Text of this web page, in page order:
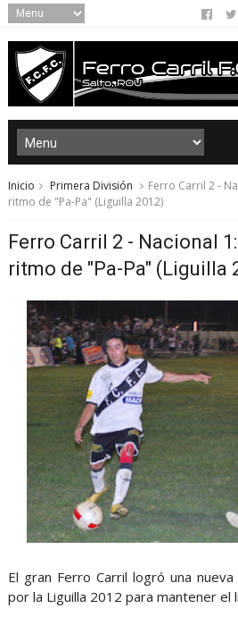
Inicio Primera División
Ferro Carril 2 -
ritmo de "Pa-Pa" (Liguilla 2012)
Ferro Carril 2 - Nacional
ritmo de "Pa-Pa" (Liguilla
El gran Ferro Carril logró una
por la Liguilla 2012 para mantener el